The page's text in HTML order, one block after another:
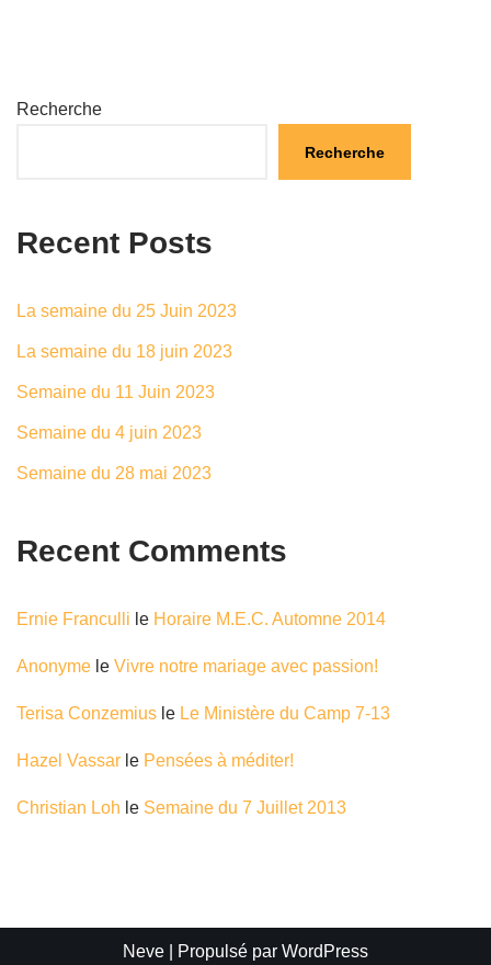
Recherche
Recherche
Recent Posts
La semaine du 25 Juin 2023
La semaine du 18 juin 2023
Semaine du 11 Juin 2023
Semaine du 4 juin 2023
Semaine du 28 mai 2023
Recent Comments
Ernie Franculli le Horaire M.E.C. Automne 2014
Anonyme le Vivre notre mariage avec passion!
Terisa Conzemius le Le Ministère du Camp 7-13
Hazel Vassar le Pensées à méditer!
Christian Loh le Semaine du 7 Juillet 2013
Neve | Propulsé par WordPress